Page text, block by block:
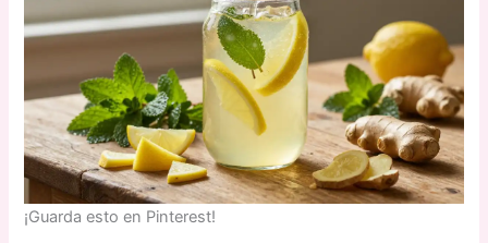
¡Guarda esto en Pinterest!